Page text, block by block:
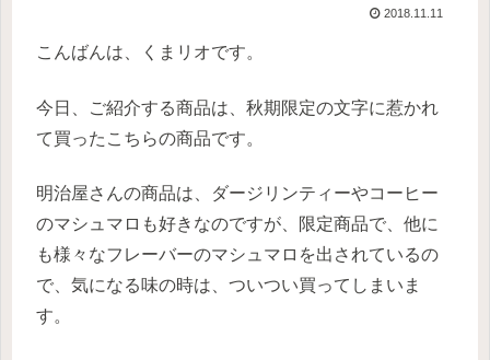
2018.11.11
こんばんは、くまリオです。
今日、ご紹介する商品は、秋期限定の文字に惹かれ
て買ったこちらの商品です。
明治屋さんの商品は、ダージリンティーやコーヒー
のマシュマロも好きなのですが、限定商品で、他に
も様々なフレーバーのマシュマロを出されているの
で、気になる味の時は、ついつい買ってしまいま
す。